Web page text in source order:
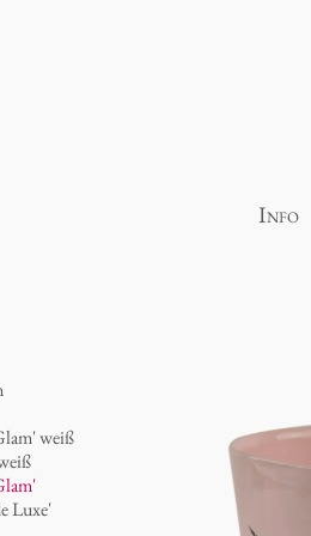
Info
weiß
Luxe'